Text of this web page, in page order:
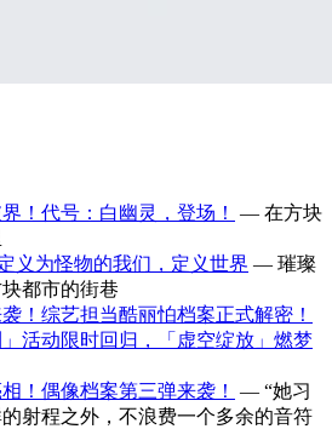
！代号：白幽灵，登场！
— 在方块
义为怪物的我们，定义世界 — 璀璨
都市的街巷
！综艺担当酷丽怕档案正式解密！
活动限时回归，「虚空绽放」燃梦
！偶像档案第三弹来袭！
— “她习
射程之外，不浪费一个多余的音符